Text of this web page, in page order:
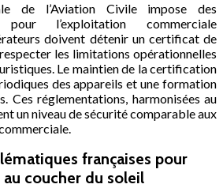
de l’Aviation Civile impose des
l’exploitation commerciale
doivent détenir un certificat de
les limitations opérationnelles
Le maintien de la certification
des appareils et une formation
Ces réglementations, harmonisées au
un niveau de sécurité comparable aux
françaises pour
coucher du soleil